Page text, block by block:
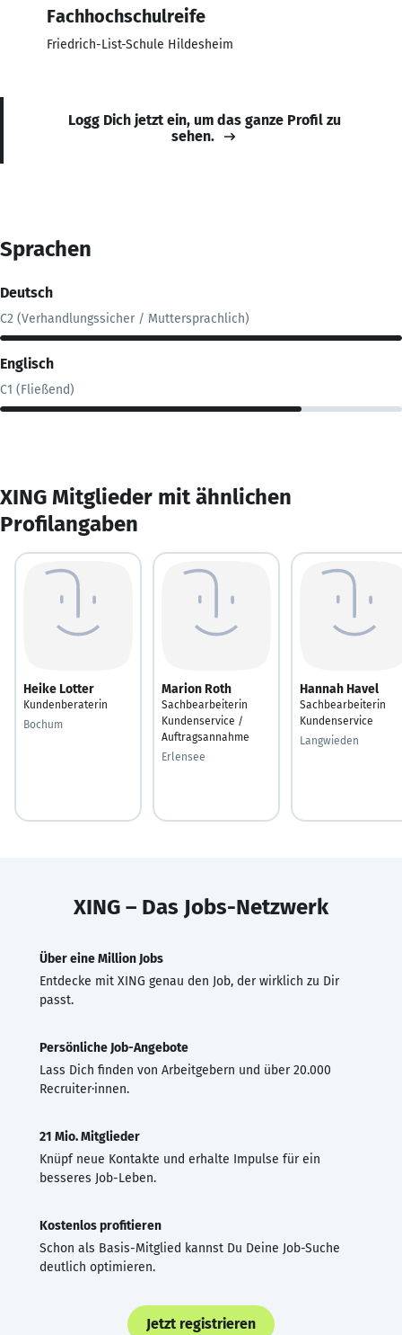
Fachhochschulreife
Friedrich-List-Schule Hildesheim
Logg Dich jetzt ein, um das ganze Profil zu
sehen.
Sprachen
Deutsch
C2 (Verhandlungssicher / Muttersprachlich)
Englisch
C1 (Fließend)
XING Mitglieder mit ähnlichen
Profilangaben
Heike Lotter
Kundenberaterin
Bochum
Marion Roth
Sachbearbeiterin
Kundenservice /
Auftragsannahme
Erlensee
Hannah Havel
Sachbearbeiterin
Kundenservice
Langwieden
XING – Das Jobs-Netzwerk
Über eine Million Jobs
Entdecke mit XING genau den Job, der wirklich zu Dir
passt.
Persönliche Job-Angebote
Lass Dich finden von Arbeitgebern und über 20.000
Recruiter·innen.
21 Mio. Mitglieder
Knüpf neue Kontakte und erhalte Impulse für ein
besseres Job-Leben.
Kostenlos profitieren
Schon als Basis-Mitglied kannst Du Deine Job-Suche
deutlich optimieren.
Jetzt registrieren